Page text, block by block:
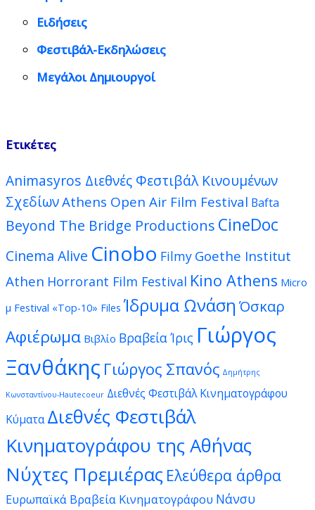
Ειδήσεις
Φεστιβάλ-Εκδηλώσεις
Μεγάλοι Δημιουργοί
Ετικέτες
Animasyros Διεθνές Φεστιβάλ Κινουμένων
ΣχεδίωνAthens Open Air Film Festival Bafta
Beyond The Bridge Productions CineDoc
Cinema Alive Cinobo Filmy Goethe Institut
Athen Horrorant Film Festival Kino Athens Micro
μ Festival «Top-10» Files Ίδρυμα Ωνάση Όσκαρ
Αφιέρωμα Βιβλίο Βραβεία Ίρις Γιώργος
Ξανθάκης Γιώργος Σπανός Δημήτρης
Κωνσταντίνου-Hautecoeur Διεθνές Φεστιβάλ Κινηματογράφου
Κύματα Διεθνές Φεστιβάλ
Κινηματογράφου της Αθήνας
Νύχτες Πρεμιέρας Ελεύθερα άρθρα
Ευρωπαϊκά Βραβεία Κινηματογράφου Νάνσυ